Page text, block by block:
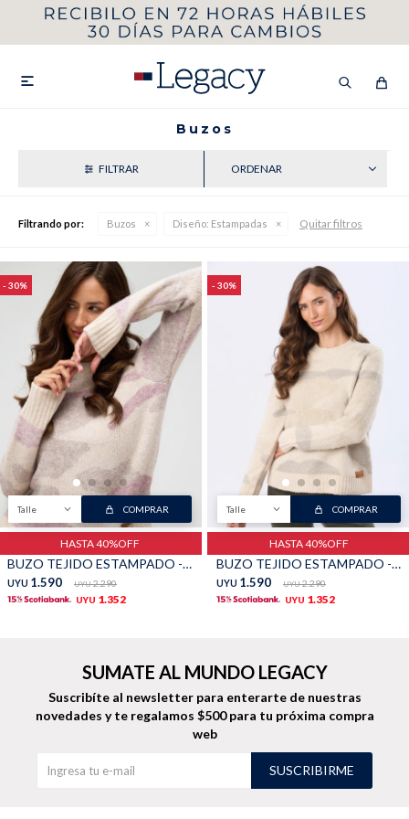

Buzos
Filtrando por: Buzos Diseño: Estampadas Quitar filtros
30
Talle COMPRAR
HASTA 40%OFF
BUZO TEJIDO ESTAMPADO - Rosa
UYU 1.590 UYU 2.290
UYU 1.352
30
Talle COMPRAR
HASTA 40%OFF
BUZO TEJIDO ESTAMPADO - Verde
UYU 1.590 UYU 2.290
UYU 1.352
SUMATE AL MUNDO LEGACY
Suscribíte al newsletter para enterarte de nuestras
novedades y te regalamos $500 para tu próxima compra
web
SUSCRIBIRME
MI CUENTA
VER COLECCIÓN DE HOMBRE
Remeras
Buzos Pantalones